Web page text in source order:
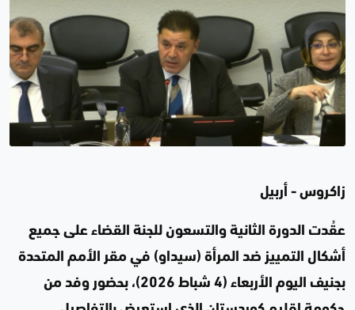
زاكروس - أربيل
عقُدت الدورة الثانية والتسعون للجنة القضاء على جميع
أشكال التمييز ضد المرأة (سيداو) في مقر الأمم المتحدة
بجنيف اليوم الأربعاء (4 شباط 2026)، بحضور وفد من